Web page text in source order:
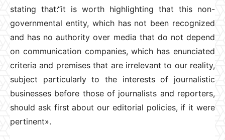
stating that:“it is worth highlighting that this non-
governmental entity, which has not been recognized
and has no authority over media that do not depend
on communication companies, which has enunciated
criteria and premises that are irrelevant to our reality,
subject particularly to the interests of journalistic
businesses before those of journalists and reporters,
should ask first about our editorial policies, if it were
pertinent».